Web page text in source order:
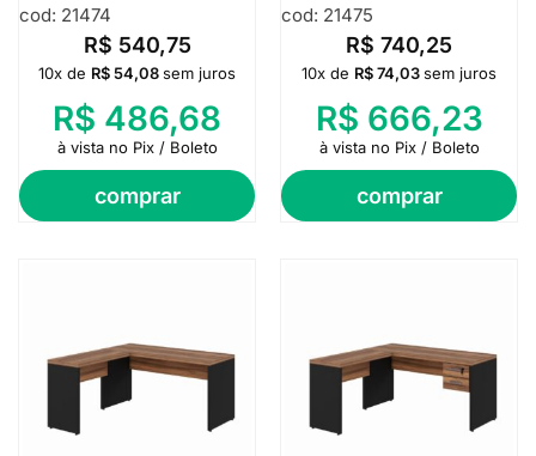
cod: 21474
R$ 540,75
comprar
10x de R$54,08sem juros
R$ 486,68
à vista no Pix / Boleto
cod: 21475
R$ 740,25
comprar
10x de R$74,03sem juros
R$ 666,23
à vista no Pix / Boleto